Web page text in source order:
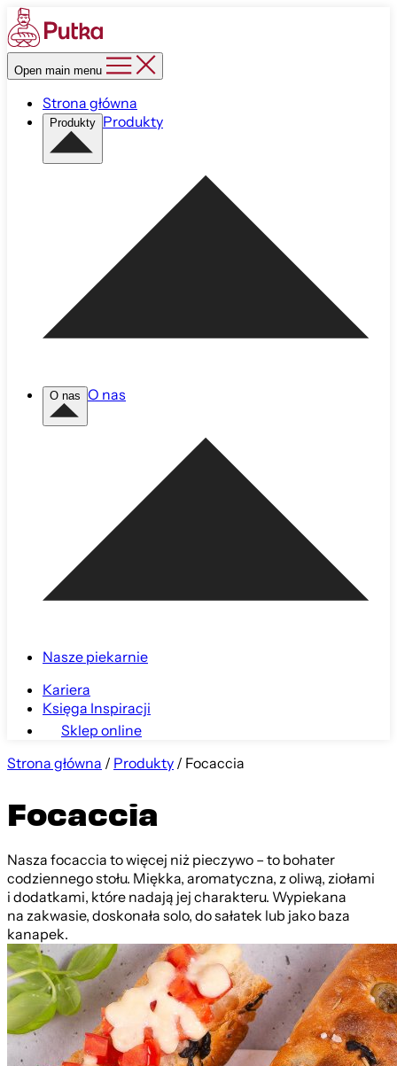
Open main menu
Strona główna
Produkty Produkty
O nas O nas
Nasze piekarnie
Kariera
Księga Inspiracji
Sklep online
Strona główna / Produkty/ Focaccia
Focaccia
Nasza focaccia to więcej niż pieczywo – to bohater
codziennego stołu. Miękka, aromatyczna, z oliwą, ziołami
i dodatkami, które nadają jej charakteru. Wypiekana
na zakwasie, doskonała solo, do sałatek lub jako baza
kanapek.